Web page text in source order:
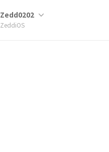
Zedd0202
ZeddiOS